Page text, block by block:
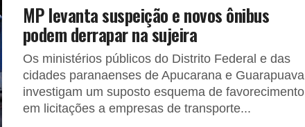
MP levanta suspeição e novos ônibus
podem derrapar na sujeira
Os ministérios públicos do Distrito Federal e das
cidades paranaenses de Apucarana e Guarapuava
investigam um suposto esquema de favorecimento
em licitações a empresas de transporte...